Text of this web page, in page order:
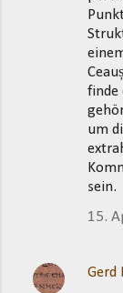
finde
um
sein.
15.
Gerd